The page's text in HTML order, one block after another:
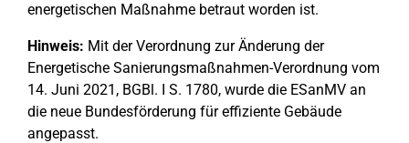
energetischen Maßnahme betraut worden ist.
Hinweis: Mit der Verordnung zur Änderung der
Energetische Sanierungsmaßnahmen-Verordnung vom
14. Juni 2021, BGBl. I S. 1780, wurde die ESanMV an
die neue Bundesförderung für effiziente Gebäude
angepasst.